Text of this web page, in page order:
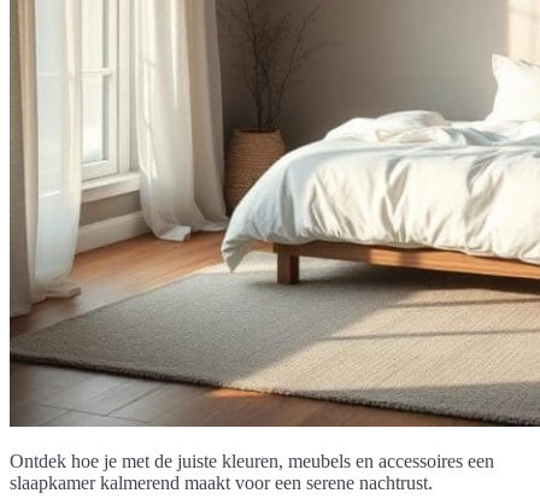
Ontdek hoe je met de juiste kleuren, meubels en accessoires een
slaapkamer kalmerend maakt voor een serene nachtrust.